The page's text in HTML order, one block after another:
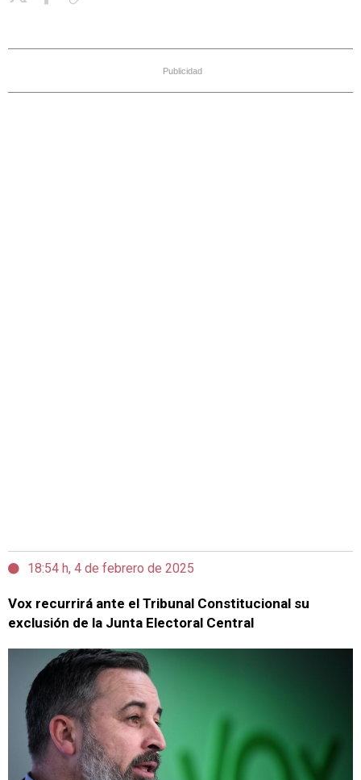
Publicidad
18:54 h, 4 de febrero de 2025
Vox recurrirá ante el Tribunal Constitucional su
exclusión de la Junta Electoral Central